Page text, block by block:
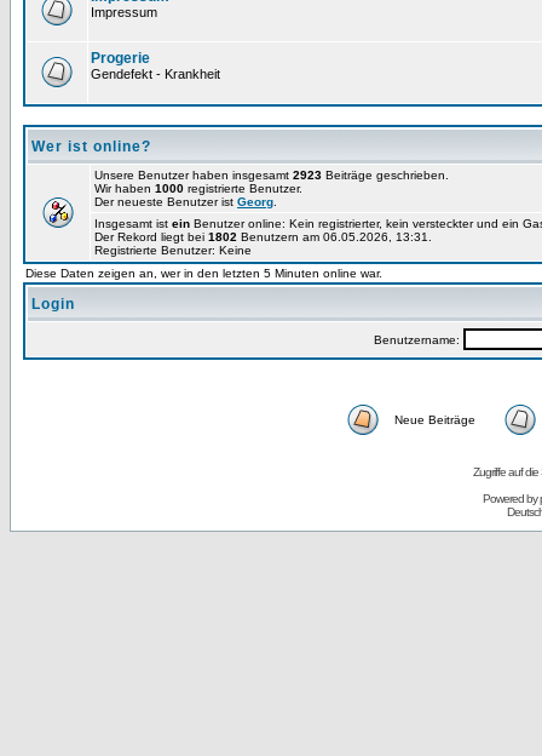
Impressum
Progerie
Gendefekt - Krankheit
Wer ist online?
Unsere Benutzer haben insgesamt 2923 Beiträge geschrieben.
Wir haben 1000 registrierte Benutzer.
Der neueste Benutzer ist Georg
Insgesamt ist ein Benutzer online: Kein registrierter, kein versteckter und ein
Der Rekord liegt bei 1802 Benutzern am 06.05.2026, 13:31.
Registrierte Benutzer: Keine
Diese Daten zeigen an, wer in den letzten 5 Minuten online war.
Login
Benutzername:
Neue Beiträge
Zugriffe auf
Powered by